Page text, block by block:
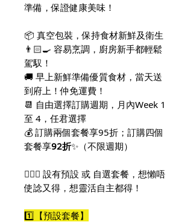
準備，保證健康美味！
📦 真空包裝，保持食材新鮮及衛生
👨🏻‍🍳 容易烹調，廚房新手都輕鬆
駕馭！
🚚 早上新鮮準備優質食材，當天送
到府上！仲免運費！
📆 自由選擇訂購週期，月內Week 1
至 4，任君選擇
💰 訂購兩個套餐享95折；訂購四個
套餐享92折✨（不限週期）
🙆🏻‍♀️ 設有預設 或 自選套餐，想懶唔
使諗又得，想靈活自主都得！
1️⃣【預設套餐】